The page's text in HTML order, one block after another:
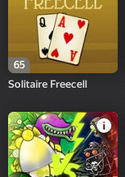
65
Solitaire Freecell